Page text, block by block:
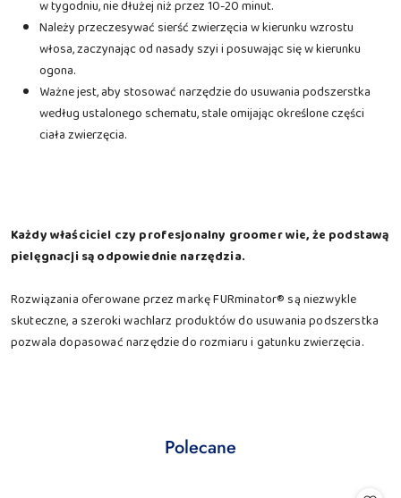
w tygodniu, nie dłużej niż przez 10-20 minut.
Należy przeczesywać sierść zwierzęcia w kierunku wzrostu
włosa, zaczynając od nasady szyi i posuwając się w kierunku
ogona.
Ważne jest, aby stosować narzędzie do usuwania podszerstka
według ustalonego schematu, stale omijając określone części
ciała zwierzęcia.
Każdy właściciel czy profesjonalny groomer wie, że podstawą
pielęgnacji są odpowiednie narzędzia.
Rozwiązania oferowane przez markę FURminator® są niezwykle
skuteczne, a szeroki wachlarz produktów do usuwania podszerstka
pozwala dopasować narzędzie do rozmiaru i gatunku zwierzęcia.
Pomiń karuzelę produktów
Produkty
Polecane